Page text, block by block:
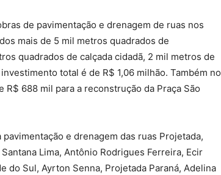
de pavimentação e drenagem de ruas nos
mais de 5 mil metros quadrados de
quadrados de calçada cidadã, 2 mil metros de
total é de R$ 1,06 milhão. Também no
688 mil para a reconstrução da Praça São
e drenagem das ruas Projetada,
Lima, Antônio Rodrigues Ferreira, Ecir
do Sul, Ayrton Senna, Projetada Paraná, Adelina